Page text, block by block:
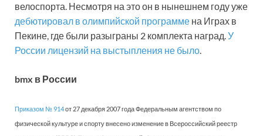
велоспорта. Несмотря на это он в нынешнем году уже
дебютировал в олимпийской программе на Играх в
Пекине, где были разыграны 2 комплекта наград.У
России лицензий на выстыпления не было.
bmx в России
Приказом № 914от 27 декабря 2007 года Федеральным агентством по
физической культуре и спорту внесено изменение в Всероссийский реестр